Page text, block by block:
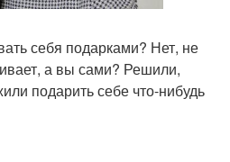
себя подарками? Нет, не
а вы сами? Решили,
подарить себе что-нибудь